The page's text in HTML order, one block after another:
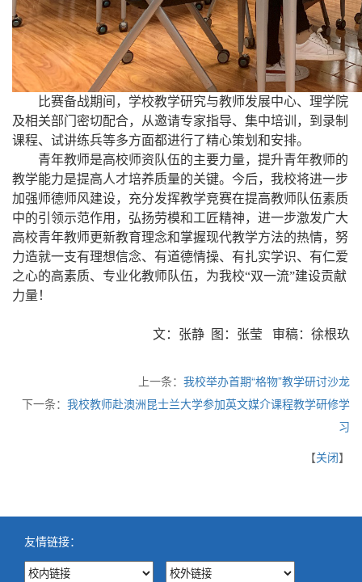
比赛备战期间，学校教学研究与教师发展中心、理学院
及相关部门密切配合，从邀请专家指导、集中培训，到录制
课程、试讲练兵等多方面都进行了精心策划和安排。
青年教师是高校师资队伍的主要力量，提升青年教师的
教学能力是提高人才培养质量的关键。今后，我校将进一步
加强师德师风建设，充分发挥教学竞赛在提高教师队伍素质
中的引领示范作用，弘扬劳模和工匠精神，进一步激发广大
高校青年教师更新教育理念和掌握现代教学方法的热情，努
力造就一支有理想信念、有道德情操、有扎实学识、有仁爱
之心的高素质、专业化教师队伍，为我校“双一流”建设贡献
力量！
文：张静 图：张莹 审稿：徐根玖
上一条： 我校举办首期“格物”教学研讨沙龙
下一条： 我校教师赴澳洲昆士兰大学参加英文媒介课程教学研修学
习
【关闭】
友情链接：